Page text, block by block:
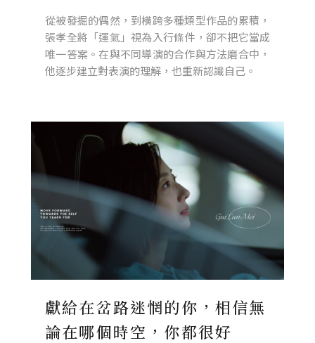
從被發掘的偶然，到橫跨多種類型作品的累積，
張孝全將「運氣」視為入行條件，卻不把它當成
唯一答案。在與不同導演的合作與方法磨合中，
他逐步建立對表演的理解，也重新認識自己。
獻給在岔路迷惘的你，相信無
論在哪個時空，你都很好